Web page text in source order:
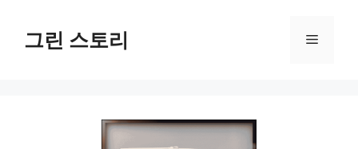
그린 스토리 메